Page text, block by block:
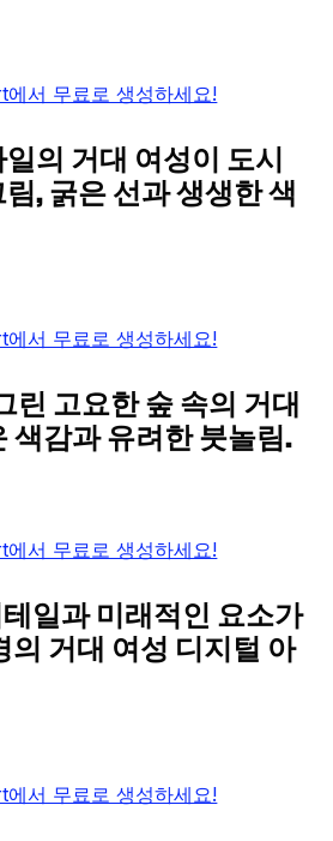
서 무료로 생성하세요!
의 거대 여성이 도시
, 굵은 선과 생생한 색
서 무료로 생성하세요!
린 고요한 숲 속의 거대
색감과 유려한 붓놀림.
서 무료로 생성하세요!
일과 미래적인 요소가
의 거대 여성 디지털 아
서 무료로 생성하세요!